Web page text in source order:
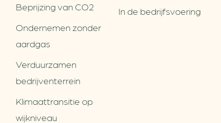
Beprijzing van CO2
Ondernemen zonder
aardgas
Verduurzamen
bedrijventerrein
Klimaattransitie op
wijkniveau
In de bedrijfsvoering